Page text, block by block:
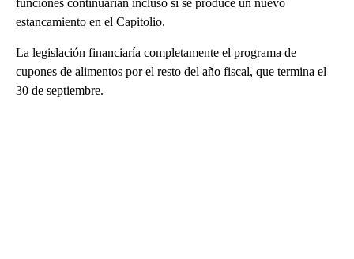
funciones continuarían incluso si se produce un nuevo
estancamiento en el Capitolio.
La legislación financiaría completamente el programa de
cupones de alimentos por el resto del año fiscal, que termina el
30 de septiembre.